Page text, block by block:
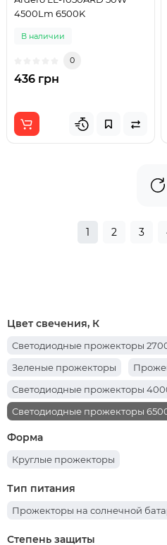
4500Lm 6500K
В наличии
0
436 грн
1 2 3
Цвет свечения, К
Cветодиодные прожекторы
Зеленые прожекторы
Cветодиодные прожекторы
Cветодиодные прожекторы
Форма
Круглые прожекторы
Тип питания
Прожекторы на солнечной
Степень защиты